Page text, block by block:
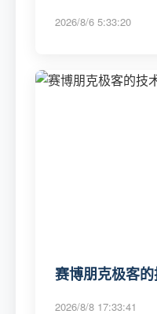
2026/8/6 5:33:20
赛博朋克极客
2026/8/8 17:33:41